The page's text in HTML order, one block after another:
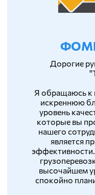
Дорогие
Я обращаюсь к
искреннюю
уровень
которые вы
нашего
является
эффективности.
высочайшем
спокойно